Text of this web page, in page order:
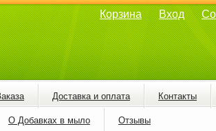
Корзина Вход
Доставка и оплата Контакты
О Добавках в мыло Отзывы